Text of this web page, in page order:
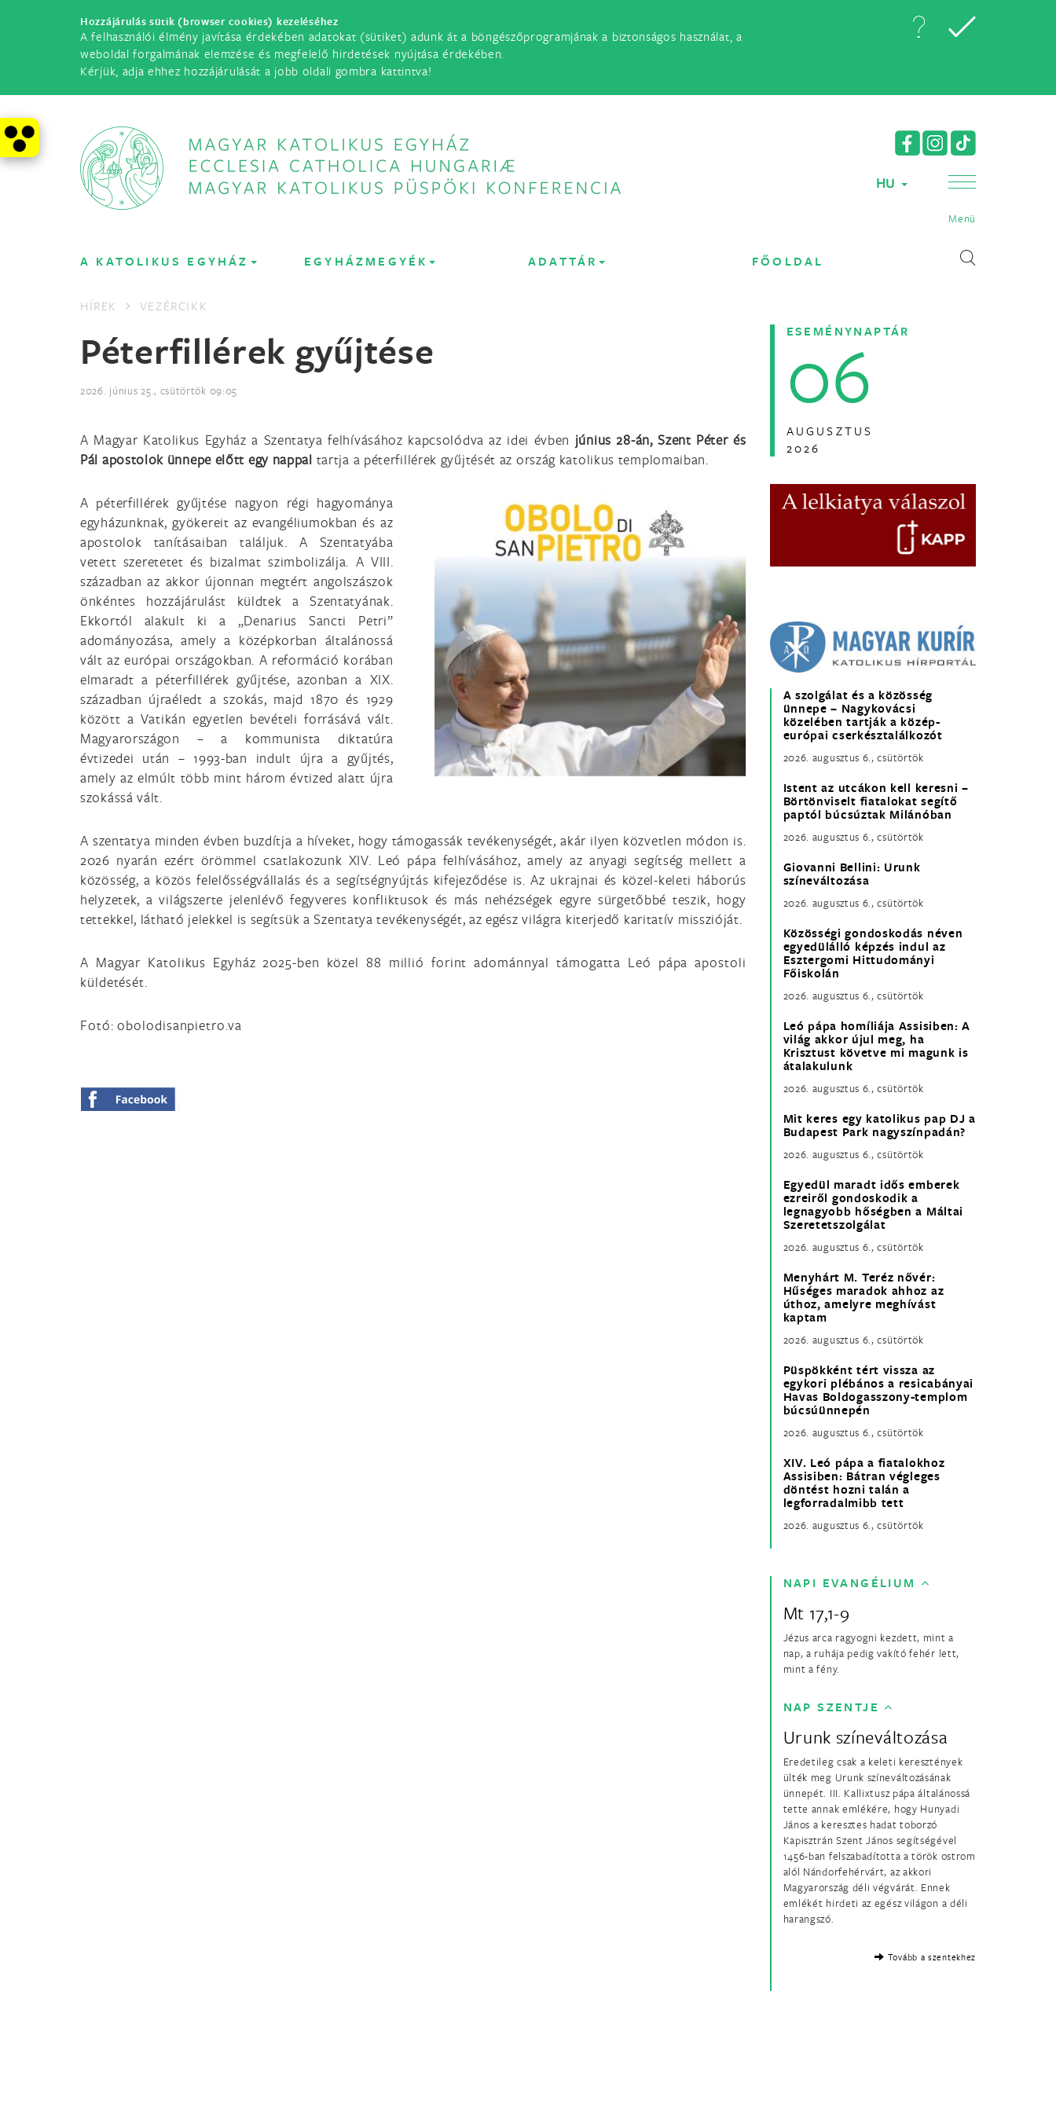
Hozzájárulás sütik (browser cookies) kezeléséhez
A felhasználói élmény javítása érdekében adatokat (sütiket) adunk át a böngészőprogramjának a biztonságos használat, a
weboldal forgalmának elemzése és megfelelő hirdetések nyújtása érdekében.
Kérjük, adja ehhez hozzájárulását a jobb oldali gombra kattintva!
HU
Menü
A KATOLIKUS EGYHÁZ EGYHÁZMEGYÉK ADATTÁR FŐOLDAL
HÍREK VEZÉRCIKK
Péterfillérek gyűjtése
2026. június 25., csütörtök 09:05
A Magyar Katolikus Egyház a Szentatya felhívásához kapcsolódva az idei évben június 28-án, Szent Péter és
Pál apostolok ünnepe előtt egy nappal tartja a péterfillérek gyűjtését az ország katolikus templomaiban.
A péterfillérek gyűjtése nagyon régi hagyománya
egyházunknak, gyökereit az evangéliumokban és az
apostolok tanításaiban találjuk. A Szentatyába
vetett szeretetet és bizalmat szimbolizálja. A VIII.
században az akkor újonnan megtért angolszászok
önkéntes hozzájárulást küldtek a Szentatyának.
Ekkortól alakult ki a „Denarius Sancti Petri”
adományozása, amely a középkorban általánossá
vált az európai országokban. A reformáció korában
elmaradt a péterfillérek gyűjtése, azonban a XIX.
században újraéledt a szokás, majd 1870 és 1929
között a Vatikán egyetlen bevételi forrásává vált.
Magyarországon – a kommunista diktatúra
évtizedei után – 1993-ban indult újra a gyűjtés,
amely az elmúlt több mint három évtized alatt újra
szokássá vált.
A szentatya minden évben buzdítja a híveket, hogy támogassák tevékenységét, akár ilyen közvetlen módon is.
2026 nyarán ezért örömmel csatlakozunk XIV. Leó pápa felhívásához, amely az anyagi segítség mellett a
közösség, a közös felelősségvállalás és a segítségnyújtás kifejeződése is. Az ukrajnai és közel-keleti háborús
helyzetek, a világszerte jelenlévő fegyveres konfliktusok és más nehézségek egyre sürgetőbbé teszik, hogy
tettekkel, látható jelekkel is segítsük a Szentatya tevékenységét, az egész világra kiterjedő karitatív misszióját.
A Magyar Katolikus Egyház 2025-ben közel 88 millió forint adománnyal támogatta Leó pápa apostoli
küldetését.
Fotó: obolodisanpietro.va
ESEMÉNYNAPTÁR
06
AUGUSZTUS
2026
A szolgálat és a közösség
ünnepe – Nagykovácsi
közelében tartják a közép-
európai cserkésztalálkozót
2026. augusztus 6., csütörtök
Istent az utcákon kell keresni –
Börtönviselt fiatalokat segítő
paptól búcsúztak Milánóban
2026. augusztus 6., csütörtök
Giovanni Bellini: Urunk
színeváltozása
2026. augusztus 6., csütörtök
Közösségi gondoskodás néven
egyedülálló képzés indul az
Esztergomi Hittudományi
Főiskolán
2026. augusztus 6., csütörtök
Leó pápa homíliája Assisiben: A
világ akkor újul meg, ha
Krisztust követve mi magunk is
átalakulunk
2026. augusztus 6., csütörtök
Mit keres egy katolikus pap DJ a
Budapest Park nagyszínpadán?
2026. augusztus 6., csütörtök
Egyedül maradt idős emberek
ezreiről gondoskodik a
legnagyobb hőségben a Máltai
Szeretetszolgálat
2026. augusztus 6., csütörtök
Menyhárt M. Teréz nővér:
Hűséges maradok ahhoz az
úthoz, amelyre meghívást
kaptam
2026. augusztus 6., csütörtök
Püspökként tért vissza az
egykori plébános a resicabányai
Havas Boldogasszony-templom
búcsúünnepén
2026. augusztus 6., csütörtök
XIV. Leó pápa a fiatalokhoz
Assisiben: Bátran végleges
döntést hozni talán a
legforradalmibb tett
2026. augusztus 6., csütörtök
NAPI EVANGÉLIUM
Mt 17,1-9
Jézus arca ragyogni kezdett, mint a
nap, a ruhája pedig vakító fehér lett,
mint a fény.
NAP SZENTJE
Urunk színeváltozása
Eredetileg csak a keleti keresztények
ülték meg Urunk színeváltozásának
ünnepét. III. Kallixtusz pápa általánossá
tette annak emlékére, hogy Hunyadi
János a keresztes hadat toborzó
Kapisztrán Szent János segítségével
1456-ban felszabadította a török ostrom
alól Nándorfehérvárt, az akkori
Magyarország déli végvárát. Ennek
emlékét hirdeti az egész világon a déli
harangszó.
Tovább a szentekhez